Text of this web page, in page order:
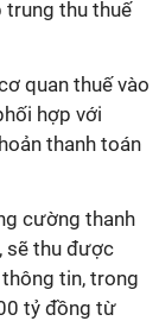
trung thu thuế
quan thuế vào
hợp với
thanh toán
cường thanh
sẽ thu được
tin, trong
tỷ đồng từ